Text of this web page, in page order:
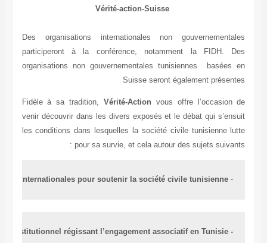
Des organisations internationales non gouvernementales
participeront à la conférence, notamment la FIDH. Des
organisations non gouvernementales tunisiennes basées en
Suisse seront également présentes
Fidèle à sa tradition, Vérité-Action vous offre l’occasion de
venir découvrir dans les divers exposés et le débat qui s’ensuit
les conditions dans lesquelles la société civile tunisienne lutte
pour sa survie, et cela autour des sujets suivants :
-
Quel apport des organisations internationales pour soutenir la société civile tunisienne ?
- Cadre juridique et institutionnel régissant l’engagement associatif en Tunisie